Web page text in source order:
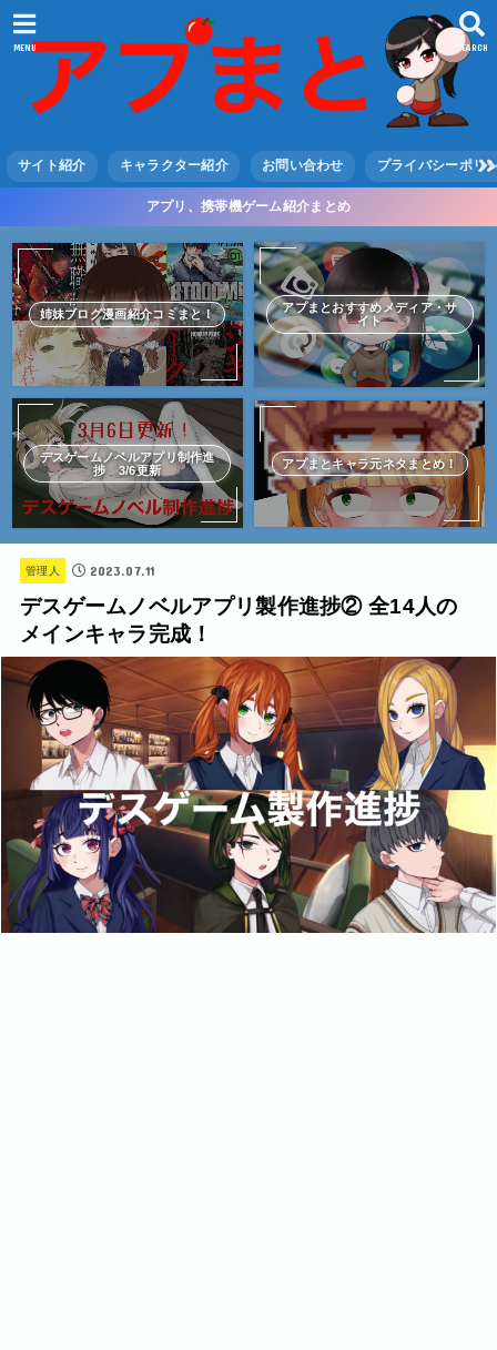
SEARCH
MENU
サイト紹介 キャラクター紹介 お問い合わせ プライバシーポリ
アプリ、携帯機ゲーム紹介まとめ
姉妹ブログ漫画紹介コミまと！
アプまとおすすめメディア・サ
イト
デスゲームノベルアプリ制作進
捗 3/6更新
アプまとキャラ元ネタまとめ！
管理人 2023.07.11
デスゲームノベルアプリ製作進捗② 全14人の
メインキャラ完成！